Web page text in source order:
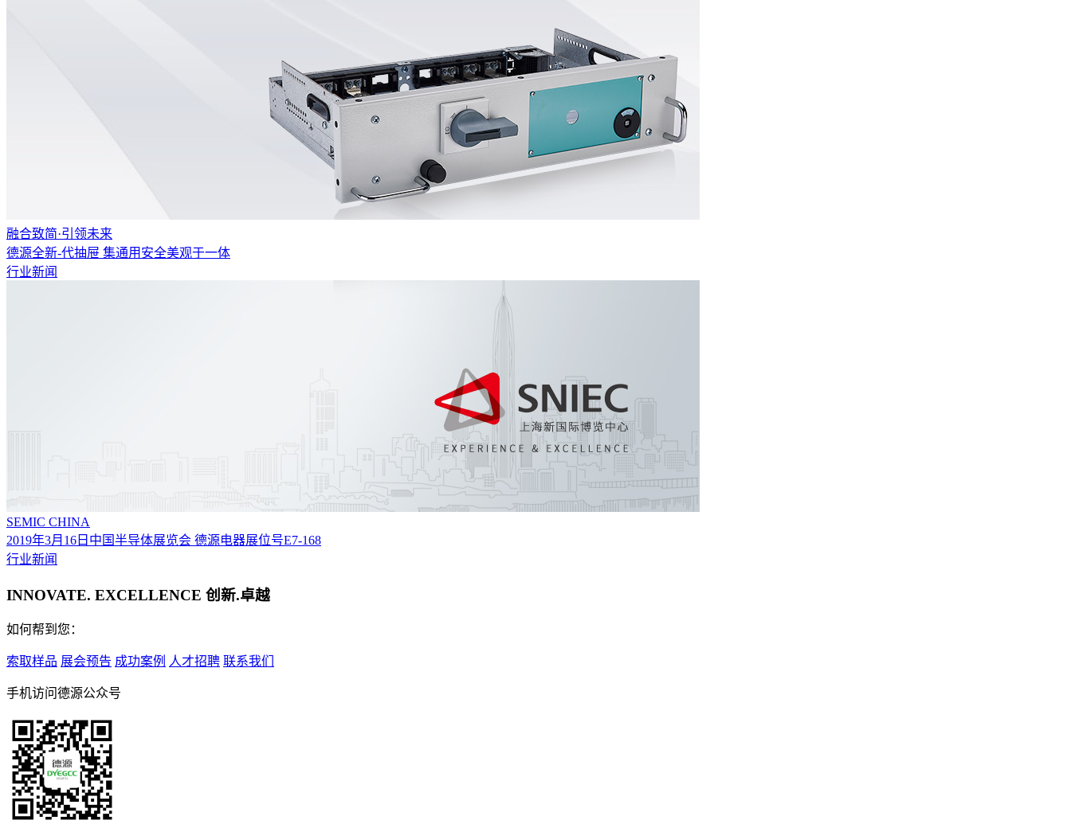
融合致简·引领未来
德源全新-代抽屉 集通用安全美观于一体
行业新闻
SEMIC CHINA
2019年3月16日中国半导体展览会 德源电器展位号E7-168
行业新闻
INNOVATE. EXCELLENCE 创新.卓越
如何帮到您：
索取样品 展会预告 成功案例 人才招聘 联系我们
手机访问德源公众号